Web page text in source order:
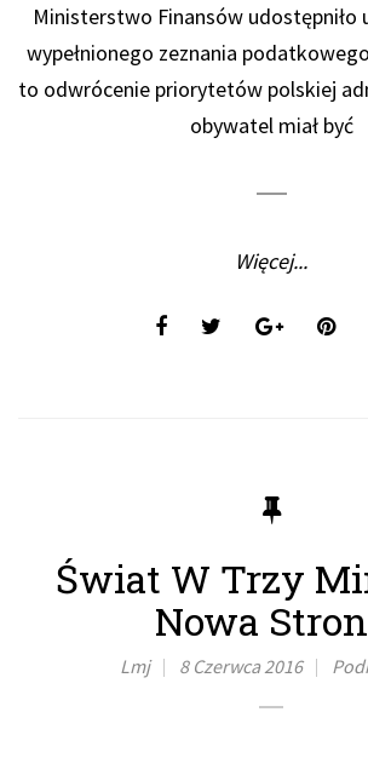
Ministerstwo Finansów udostępniło
wypełnionego zeznania
to odwrócenie priorytetów polskiej
obywatel miał być
Więcej...
Świat W Trzy
Nowa
Lmj 8 Czerwca 2016